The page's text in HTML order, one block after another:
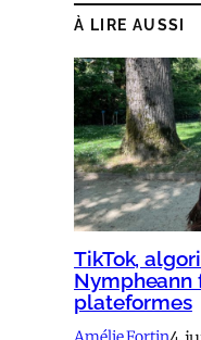
À LIRE AUSSI
TikTok,
Nympheann
plateformes